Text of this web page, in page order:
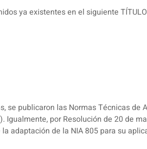
ya existentes en el siguiente
se publicaron las Normas Técnicas de
por Resolución de 20 de
adaptación de la NIA 805 para su